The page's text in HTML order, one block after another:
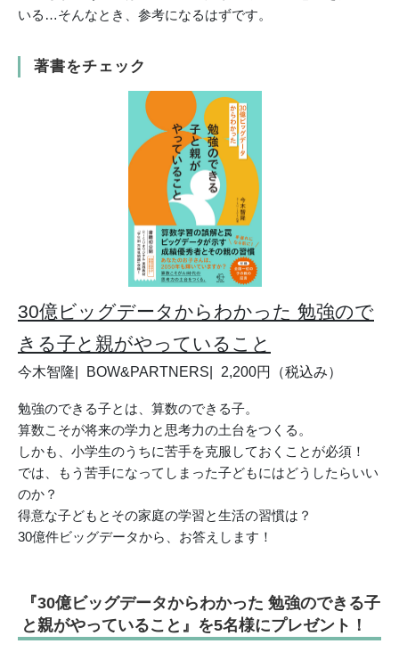
いる…そんなとき、参考になるはずです。
著書をチェック
30億ビッグデータからわかった 勉強ので
きる子と親がやっていること
今木智隆 BOW&PARTNERS 2,200円（税込み）
勉強のできる子とは、算数のできる子。
算数こそが将来の学力と思考力の土台をつくる。
しかも、小学生のうちに苦手を克服しておくことが必須！
では、もう苦手になってしまった子どもにはどうしたらいい
のか？
得意な子どもとその家庭の学習と生活の習慣は？
30億件ビッグデータから、お答えします！
『30億ビッグデータからわかった 勉強のできる子
と親がやっていること』を5名様にプレゼント！